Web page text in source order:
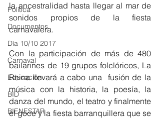
Política
Documentos
Día 10/10 2017
Carnaval
Educación
BID
BIENESTAR
la ancestralidad hasta llegar al mar de
sonidos propios de la fiesta
carnavalera.
Con la participación de más de 480
bailarines de 19 grupos folclóricos, La
Reina llevará a cabo una  fusión de la
música con la historia, la poesía, la
danza del mundo, el teatro y finalmente
el goce y la fiesta barranquillera que se